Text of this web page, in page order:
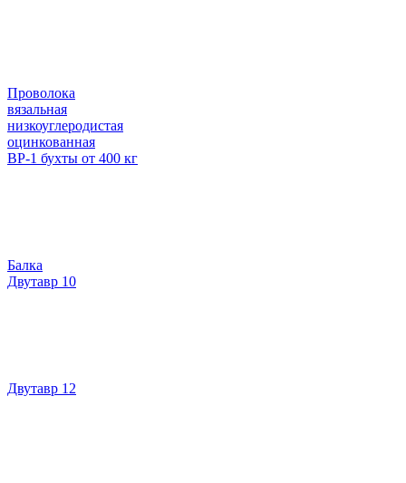
Проволока
вязальная
низкоуглеродистая
оцинкованная
ВР-1 бухты от 400 кг
Балка
Двутавр 10
Двутавр 12